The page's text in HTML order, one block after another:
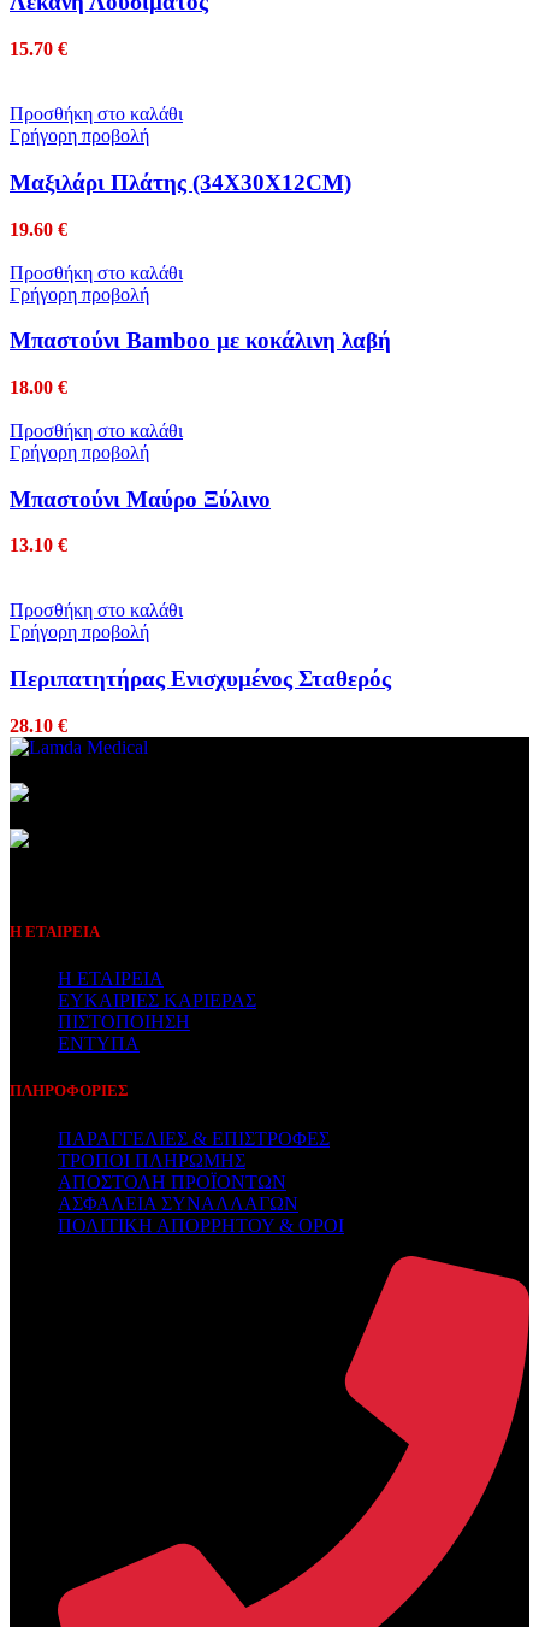
15.70 €
Προσθήκη στο καλάθι
Γρήγορη προβολή
Μαξιλάρι Πλάτης (34Χ30Χ12CM)
19.60 €
Προσθήκη στο καλάθι
Γρήγορη προβολή
Μπαστούνι Bamboo με κοκάλινη λαβή
18.00 €
Προσθήκη στο καλάθι
Γρήγορη προβολή
Μπαστούνι Μαύρο Ξύλινο
13.10 €
Προσθήκη στο καλάθι
Γρήγορη προβολή
Περιπατητήρας Ενισχυμένος Σταθερός
28.10 €
Η ΕΤΑΙΡΕΙΑ
Η ΕΤΑΙΡΕΙΑ
ΕΥΚΑΙΡΙΕΣ ΚΑΡΙΕΡΑΣ
ΠΙΣΤΟΠΟΙΗΣΗ
ΕΝΤΥΠΑ
ΠΛΗΡΟΦΟΡΙΕΣ
ΠΑΡΑΓΓΕΛΙΕΣ & ΕΠΙΣΤΡΟΦΕΣ
ΤΡΟΠΟΙ ΠΛΗΡΩΜΗΣ
ΑΠΟΣΤΟΛΗ ΠΡΟΪΟΝΤΩΝ
ΑΣΦΑΛΕΙΑ ΣΥΝΑΛΛΑΓΩΝ
ΠΟΛΙΤΙΚΗ ΑΠΟΡΡΗΤΟΥ & ΟΡΟΙ